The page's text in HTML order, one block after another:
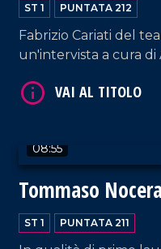
ST 1 PUNTATA 212
Fabrizio Cariati del
un'intervista a cura di
08:55
Tommaso Nocera
ST 1 PUNTATA 211
VAI AL TITOLO
VAI AL TITOLO